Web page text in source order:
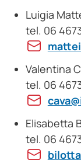
Luigia
tel. 06
Valentina
tel. 06
Elisabetta
tel. 06